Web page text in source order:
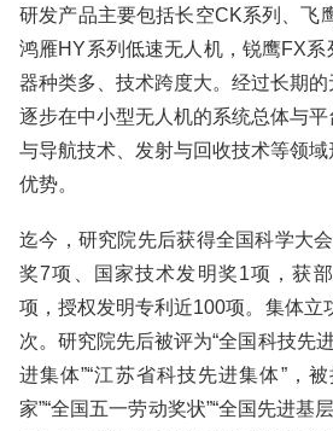
研发产品主要包括长空CK系列、飞
鸿雁HY系列低速无人机，锐鹰FX
器种类多、技术跨度大。经过长期的
逐步在中小型无人机的系统总体与平
与导航技术、发射与回收技术等领
优势。
迄今，研究院先后获得全国科学大
奖7项、国家技术发明奖1项，获
项，授权发明专利近100项。集体立
次。研究院先后被评为“全国科技先
进集体”“江苏省科技先进集体”，
家”“全国五一劳动奖状”“全国先进基